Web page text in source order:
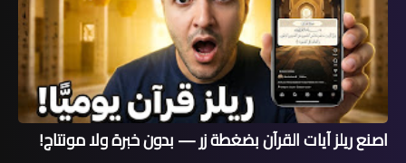
اصنع ريلز آيات القرآن بضغطة زر — بدون خبرة ولا مونتاج!